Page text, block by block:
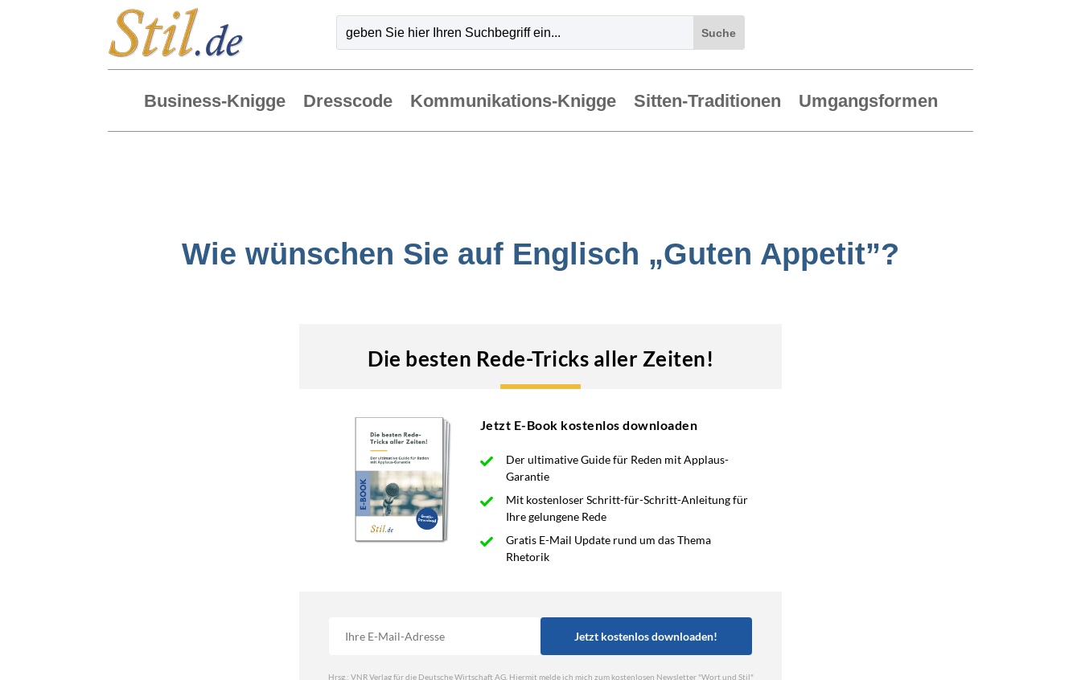
Business-Knigge Dresscode Kommunikations-Knigge Sitten-Traditionen Umgangsformen
Wie wünschen Sie auf Englisch „Guten Appetit”?